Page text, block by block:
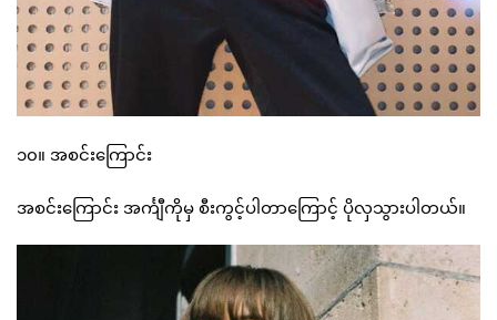
၁၀။ အစင်းကြောင်း
အစင်းကြောင်း အင်္ကျီကိုမှ စီးကွင့်ပါတာကြောင့် ပိုလှသွားပါတယ်။